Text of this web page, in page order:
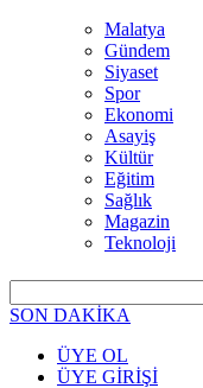
Malatya
Gündem
Siyaset
Spor
Ekonomi
Asayiş
Kültür
Eğitim
Sağlık
Magazin
Teknoloji
SON DAKİKA
ÜYE OL
ÜYE GİRİŞİ